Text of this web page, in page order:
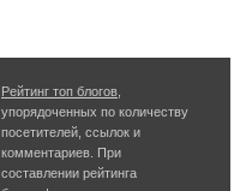
Рейтинг топ блогов
упорядоченных по количеству
посетителей, ссылок и
комментариев. При
составлении рейтинга